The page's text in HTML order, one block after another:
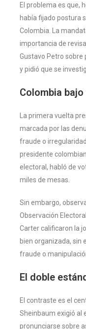
El problema es que,
había fijado postura
Colombia. La
importancia de
Gustavo Petro
y pidió que se
Colombia
La primera vuelta
marcada por las
fraude o
presidente
electoral, habló de
miles de mesas.
Sin embargo,
Observación
Carter calificaron la
bien organizada, sin
fraude o
El doble
El contraste es el
Sheinbaum exigió al
pronunciarse sobre